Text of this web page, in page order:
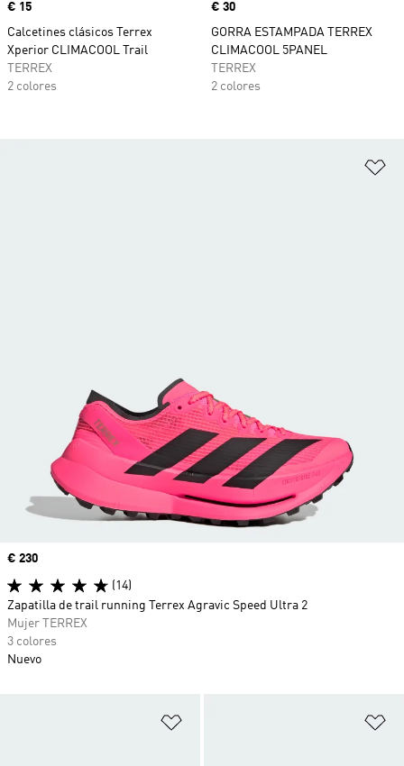
Precio
€ 15
Calcetines clásicos Terrex
Xperior CLIMACOOL Trail
TERREX
2 colores
Precio
€ 30
GORRA ESTAMPADA TERREX
CLIMACOOL 5PANEL
TERREX
2 colores
Precio
€ 230
(14)
Zapatilla de trail running Terrex Agravic Speed Ultra 2
Mujer TERREX
3 colores
Nuevo